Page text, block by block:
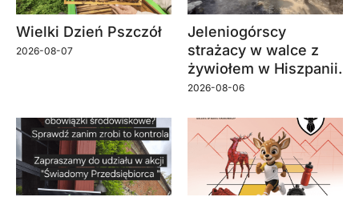
Wielki Dzień Pszczół
2026-08-07
Jeleniogórscy
strażacy w walce z
żywiołem w Hiszpanii.
2026-08-06